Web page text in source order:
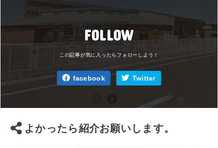
FOLLOW
facebook Twitter
よかったら紹介お願いします。